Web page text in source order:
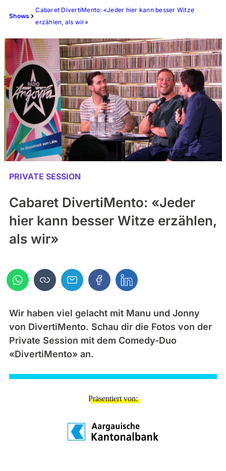
Shows
Cabaret DivertiMento: «Jeder hier kann besser Witze
erzählen, als wir»
PRIVATE SESSION
Cabaret DivertiMento: «Jeder
hier kann besser Witze erzählen,
als wir»
Wir haben viel gelacht mit Manu und Jonny
von DivertiMento. Schau dir die Fotos von der
Private Session mit dem Comedy-Duo
«DivertiMento» an.
Präsentiert von